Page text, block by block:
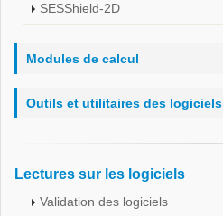
SESShield-2D
Modules de calcul
Outils et utilitaires des logiciels
Lectures sur les logiciels
Validation des logiciels